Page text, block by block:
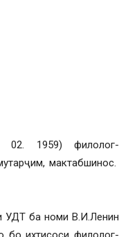
02. 1959) филолог-
мактабшинос.
УДТ ба номи В.И.Ленин